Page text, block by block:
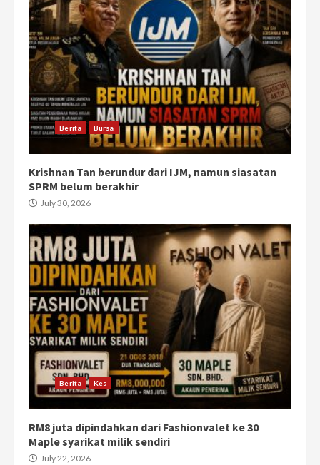
Berita Bursa
Krishnan Tan berundur dari IJM, namun siasatan
SPRM belum berakhir
July 30, 2026
Berita Kes
RM8 juta dipindahkan dari Fashionvalet ke 30
Maple syarikat milik sendiri
July 22, 2026